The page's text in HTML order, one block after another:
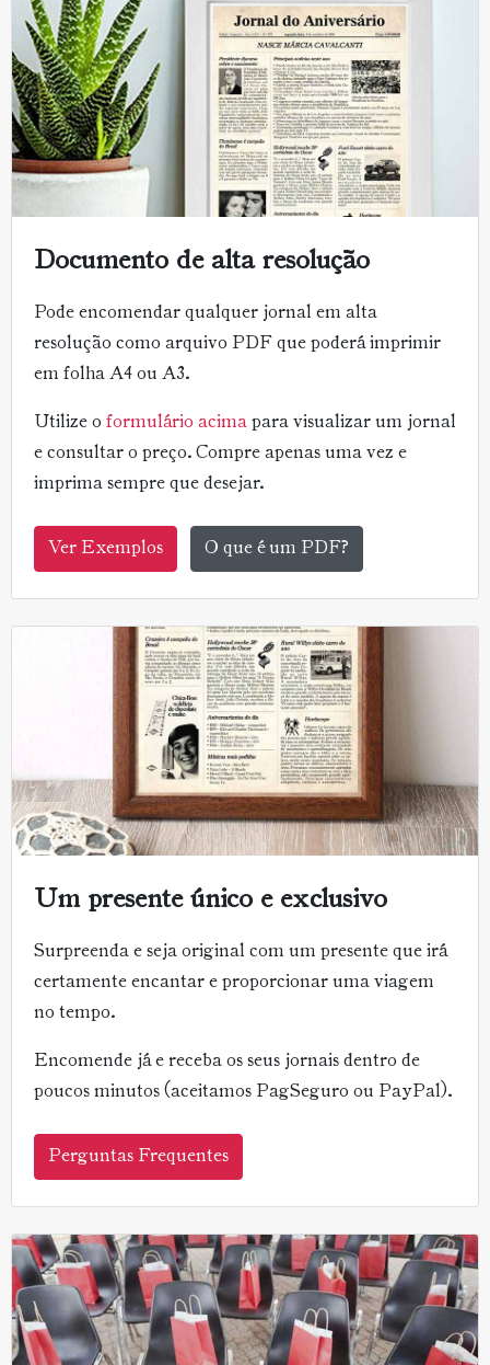
Documento de alta resolução
Pode encomendar qualquer jornal em alta
resolução como arquivo PDF que poderá imprimir
em folha A4 ou A3.
Utilize o formulário acima para visualizar um jornal
e consultar o preço. Compre apenas uma vez e
imprima sempre que desejar.
Ver Exemplos O que é um PDF?
Um presente único e exclusivo
Surpreenda e seja original com um presente que irá
certamente encantar e proporcionar uma viagem
no tempo.
Encomende já e receba os seus jornais dentro de
poucos minutos (aceitamos PagSeguro ou PayPal).
Perguntas Frequentes